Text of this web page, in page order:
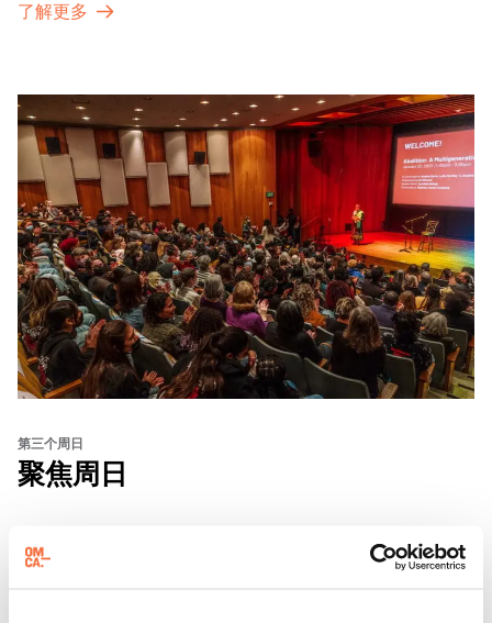
了解更多
第三个周日
聚焦周日
星期天 "活动，这是
一系列展示加州有识之士的对话、表演